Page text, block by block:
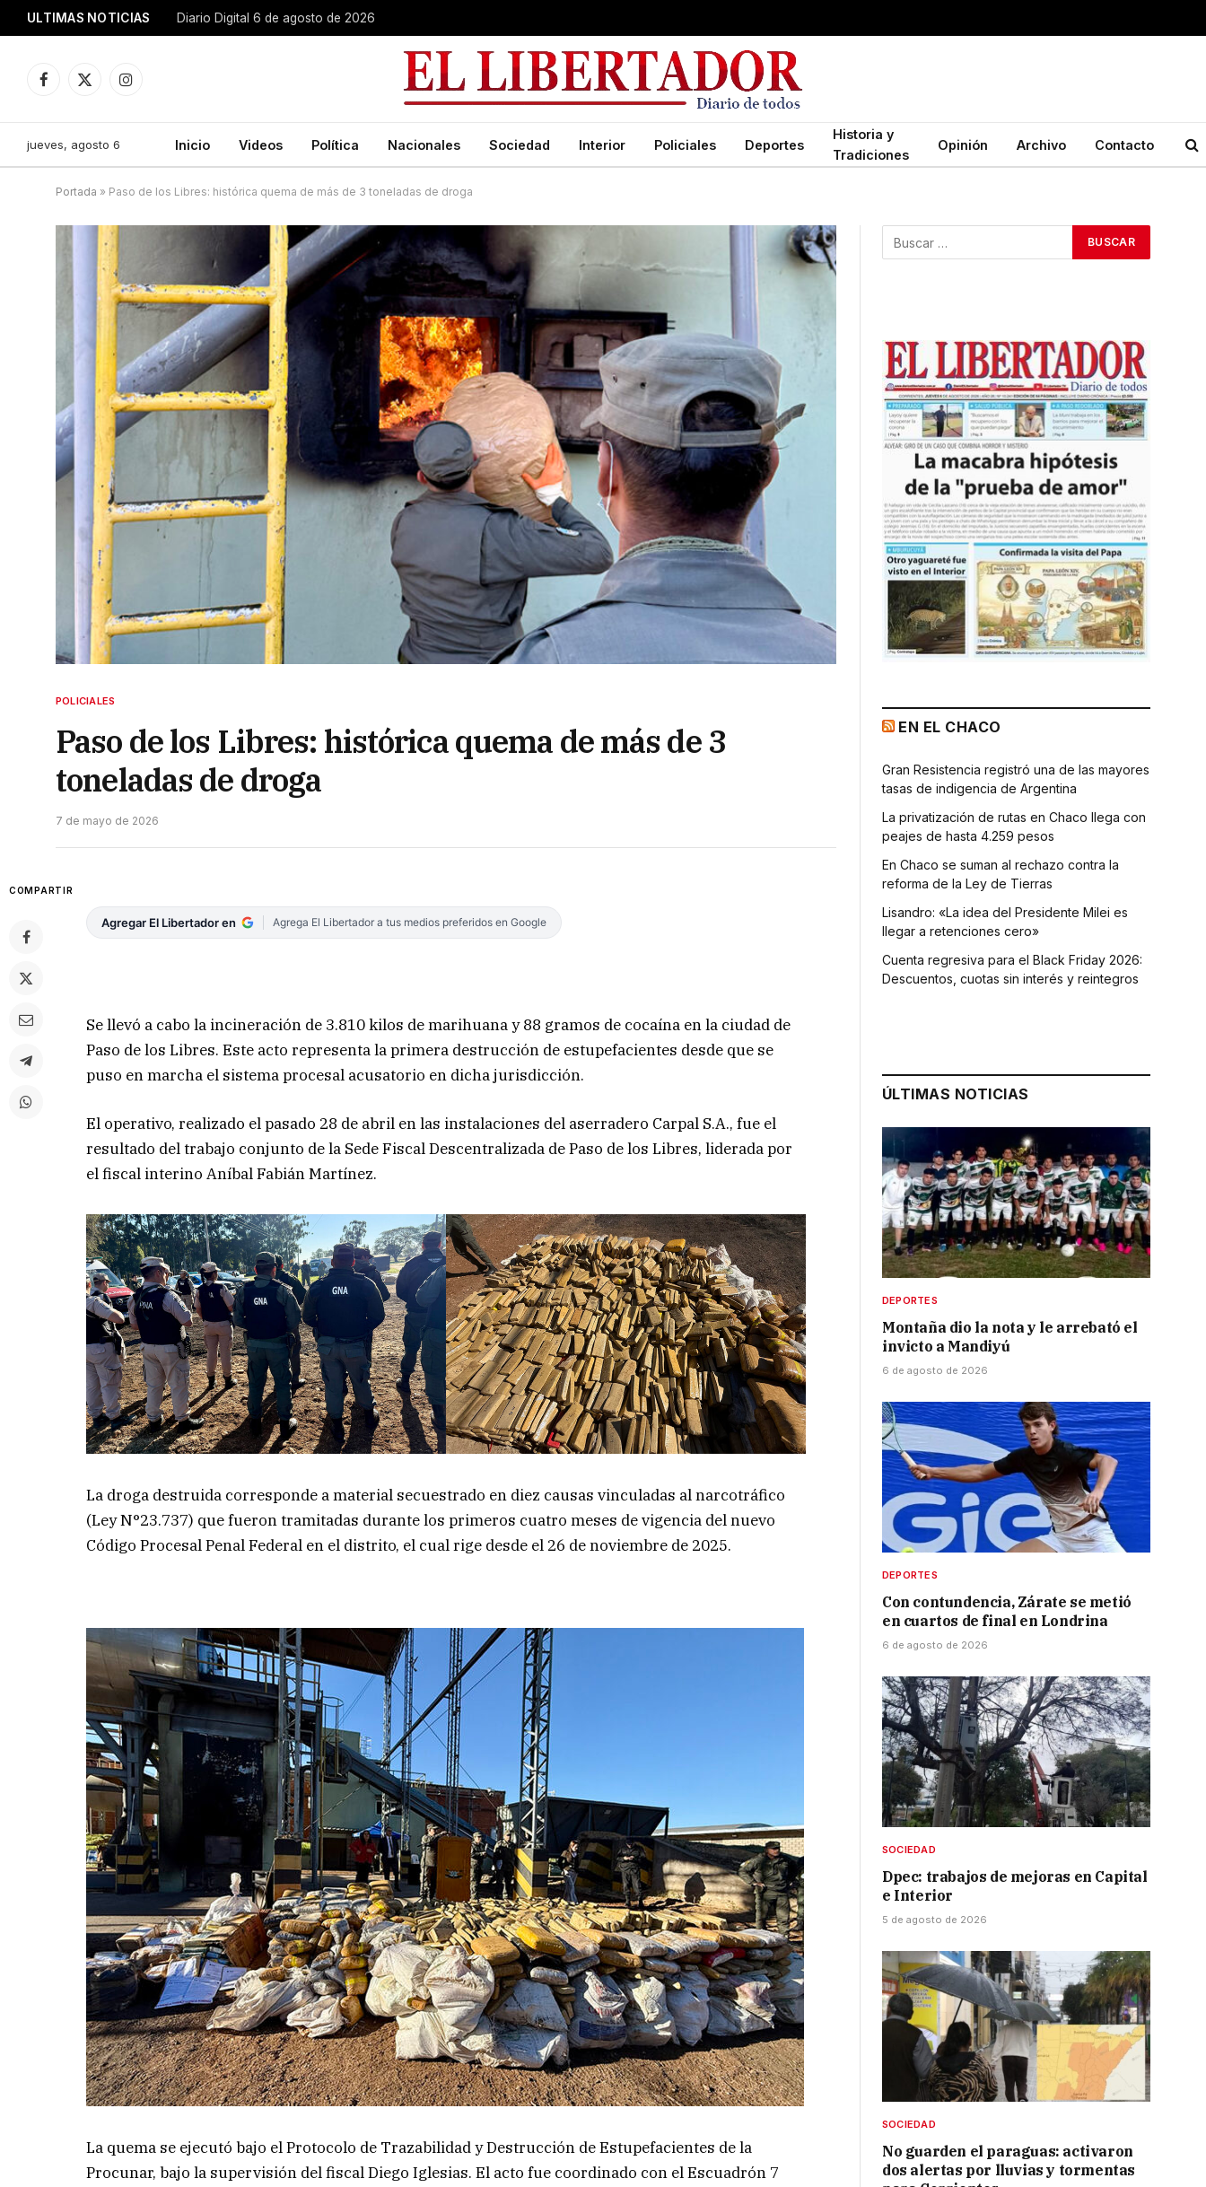
ULTIMAS NOTICIAS Diario Digital 6 de agosto de 2026
Facebook
X
Instagram
jueves, agosto 6 Inicio Videos Política Nacionales Sociedad Interior Policiales Deportes
Historia y
Tradiciones
Opinión Archivo Contacto
Portada » Paso de los Libres: histórica quema de más de 3 toneladas de droga
POLICIALES
Paso de los Libres: histórica quema de más de 3
toneladas de droga
7 de mayo de 2026
COMPARTIR
Agregar El Libertador en Agrega El Libertador a tus medios preferidos en Google
Se llevó a cabo la incineración de 3.810 kilos de marihuana y 88 gramos de cocaína en la ciudad de
Paso de los Libres. Este acto representa la primera destrucción de estupefacientes desde que se
puso en marcha el sistema procesal acusatorio en dicha jurisdicción.
El operativo, realizado el pasado 28 de abril en las instalaciones del aserradero Carpal S.A., fue el
resultado del trabajo conjunto de la Sede Fiscal Descentralizada de Paso de los Libres, liderada por
el fiscal interino Aníbal Fabián Martínez.
La droga destruida corresponde a material secuestrado en diez causas vinculadas al narcotráfico
(Ley N°23.737) que fueron tramitadas durante los primeros cuatro meses de vigencia del nuevo
Código Procesal Penal Federal en el distrito, el cual rige desde el 26 de noviembre de 2025.
La quema se ejecutó bajo el Protocolo de Trazabilidad y Destrucción de Estupefacientes de la
Procunar, bajo la supervisión del fiscal Diego Iglesias. El acto fue coordinado con el Escuadrón 7
EN EL CHACO
Gran Resistencia registró una de las mayores
tasas de indigencia de Argentina
La privatización de rutas en Chaco llega con
peajes de hasta 4.259 pesos
En Chaco se suman al rechazo contra la
reforma de la Ley de Tierras
Lisandro: «La idea del Presidente Milei es
llegar a retenciones cero»
Cuenta regresiva para el Black Friday 2026:
Descuentos, cuotas sin interés y reintegros
ÚLTIMAS NOTICIAS
DEPORTES
Montaña dio la nota y le arrebató el
invicto a Mandiyú
6 de agosto de 2026
DEPORTES
Con contundencia, Zárate se metió
en cuartos de final en Londrina
6 de agosto de 2026
SOCIEDAD
Dpec: trabajos de mejoras en Capital
e Interior
5 de agosto de 2026
SOCIEDAD
No guarden el paraguas: activaron
dos alertas por lluvias y tormentas